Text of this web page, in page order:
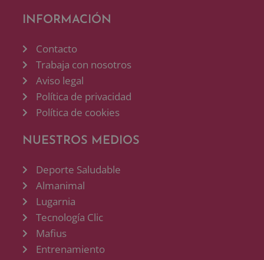
INFORMACIÓN
Contacto
Trabaja con nosotros
Aviso legal
Política de privacidad
Política de cookies
NUESTROS MEDIOS
Deporte Saludable
Almanimal
Lugarnia
Tecnología Clic
Mafius
Entrenamiento